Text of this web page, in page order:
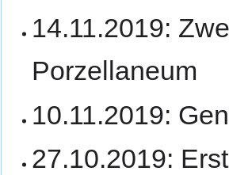
14.11.2019:
Porzellaneum
10.11.2019:
27.10.2019: